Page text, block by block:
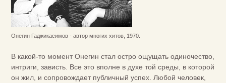
Онегин Гаджикасимов - автор многих хитов, 1970.
В какой-то момент Онегин стал остро ощущать одиночество,
интриги, зависть. Все это вполне в духе той среды, в которой
он жил, и сопровождает публичный успех. Любой человек,